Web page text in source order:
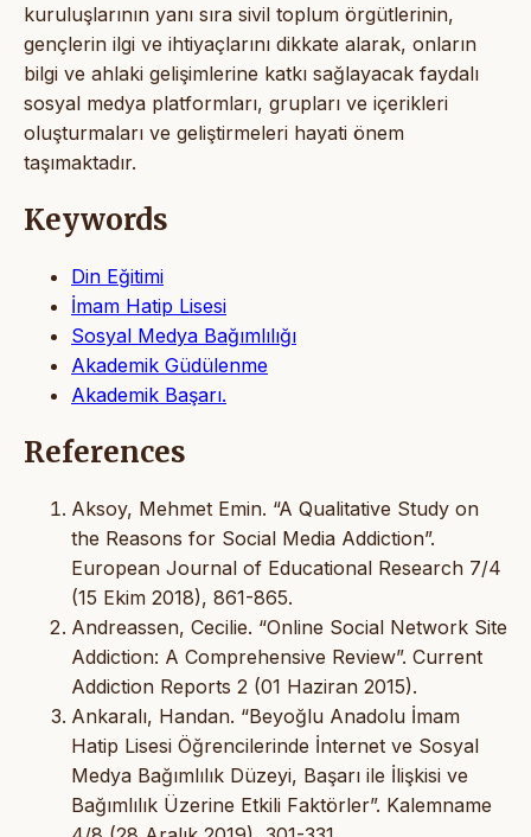
kuruluşlarının yanı sıra sivil toplum örgütlerinin,
gençlerin ilgi ve ihtiyaçlarını dikkate alarak, onların
bilgi ve ahlaki gelişimlerine katkı sağlayacak faydalı
sosyal medya platformları, grupları ve içerikleri
oluşturmaları ve geliştirmeleri hayati önem
taşımaktadır.
Keywords
Din Eğitimi
İmam Hatip Lisesi
Sosyal Medya Bağımlılığı
Akademik Güdülenme
Akademik Başarı.
References
Aksoy, Mehmet Emin. “A Qualitative Study on
the Reasons for Social Media Addiction”.
European Journal of Educational Research 7/4
(15 Ekim 2018), 861-865.
Andreassen, Cecilie. “Online Social Network Site
Addiction: A Comprehensive Review”. Current
Addiction Reports 2 (01 Haziran 2015).
Ankaralı, Handan. “Beyoğlu Anadolu İmam
Hatip Lisesi Öğrencilerinde İnternet ve Sosyal
Medya Bağımlılık Düzeyi, Başarı ile İlişkisi ve
Bağımlılık Üzerine Etkili Faktörler”. Kalemname